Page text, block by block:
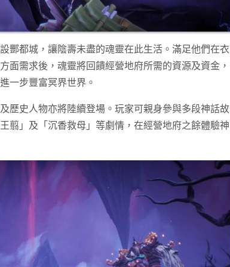
酆都城，讓陰壽未盡的魂靈在此生活。滿足他們在衣
面需求後，魂靈將回饋經營地府所需的資源及資金，
一步豐富冥界世界。
歷史人物亦將陸續登場。玩家可親身參與多段神話故
翦」及「沉香救母」等劇情，在經營地府之餘體驗神